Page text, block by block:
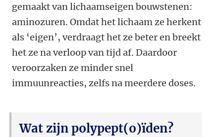
gemaakt van lichaamseigen bouwstenen:
aminozuren. Omdat het lichaam ze herkent
als ‘eigen’, verdraagt het ze beter en breekt
het ze na verloop van tijd af. Daardoor
veroorzaken ze minder snel
immuunreacties, zelfs na meerdere doses.
Wat zijn polypept(o)ïden?